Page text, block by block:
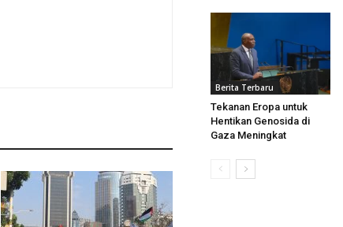
Berita Terbaru
Tekanan Eropa untuk
Hentikan Genosida di
Gaza Meningkat